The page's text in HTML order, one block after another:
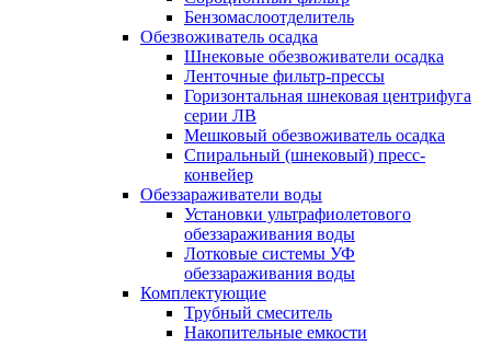
Бензомаслоотделитель
Обезвоживатель осадка
Шнековые обезвоживатели осадка
Ленточные фильтр-прессы
Горизонтальная шнековая центрифуга
серии ЛВ
Мешковый обезвоживатель осадка
Спиральный (шнековый) пресс-
конвейер
Обеззараживатели воды
Установки ультрафиолетового
обеззараживания воды
Лотковые системы УФ
обеззараживания воды
Комплектующие
Трубный смеситель
Накопительные емкости